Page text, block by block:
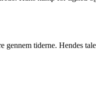
tiderne. Hendes